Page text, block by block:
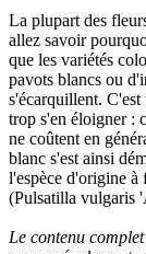
La plupart des
allez savoir
que les variétés
pavots blancs ou
s'écarquillent. C'est
trop s'en éloigner :
ne coûtent en
blanc s'est ainsi
l'espèce d'origine à
(Pulsatilla vulgaris
Le contenu